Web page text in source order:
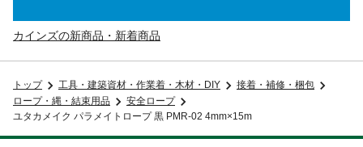
カインズの新商品・新着商品
トップ 工具・建築資材・作業着・木材・DIY
接着・補修・梱包
ロープ・縄・結束用品
安全ロープ
ユタカメイク パラメイトロープ 黒 PMR-02 4mm×15m